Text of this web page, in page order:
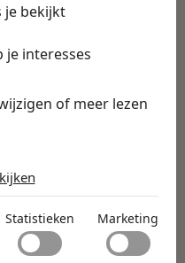
je bekijkt
je interesses
of meer lezen
website bruikbaar te
paginanavigatie en
Statistieken Marketing
app vind je
vacatures
& solliciteren